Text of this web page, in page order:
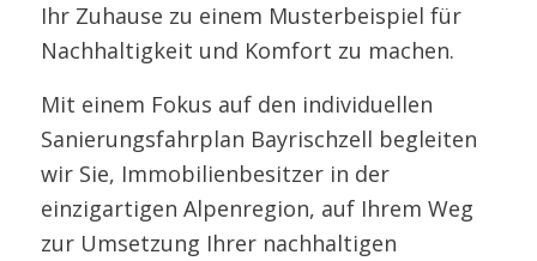
Ihr Zuhause zu einem Musterbeispiel für
Nachhaltigkeit und Komfort zu machen.
Mit einem Fokus auf den individuellen
Sanierungsfahrplan Bayrischzell begleiten
wir Sie, Immobilienbesitzer in der
einzigartigen Alpenregion, auf Ihrem Weg
zur Umsetzung Ihrer nachhaltigen